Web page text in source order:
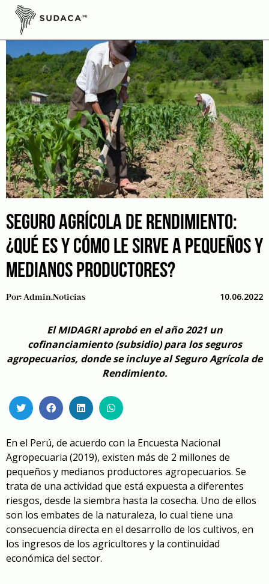
Skip
content
SEGURO AGRÍCOLA DE RENDIMIENTO:
¿QUÉ ES Y CÓMO LE SIRVE A PEQUEÑOS Y
MEDIANOS PRODUCTORES?
Por:Admin.noticias 10.06.2022
El MIDAGRI aprobó en el año 2021 un
cofinanciamiento (subsidio) para los seguros
agropecuarios, donde se incluye al Seguro Agrícola de
Rendimiento.
En el Perú, de acuerdo con la Encuesta Nacional
Agropecuaria (2019), existen más de 2 millones de
pequeños y medianos productores agropecuarios. Se
trata de una actividad que está expuesta a diferentes
riesgos, desde la siembra hasta la cosecha. Uno de ellos
son los embates de la naturaleza, lo cual tiene una
consecuencia directa en el desarrollo de los cultivos, en
los ingresos de los agricultores y la continuidad
económica del sector.